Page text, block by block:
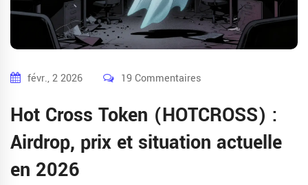
févr., 2 2026 19 Commentaires
Hot Cross Token (HOTCROSS) :
Airdrop, prix et situation actuelle
en 2026